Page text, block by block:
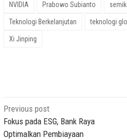
NVIDIA Prabowo Subianto
Teknologi Berkelanjutan teknologi
Xi Jinping
Post
navigation
Previous post
Fokus pada ESG, Bank Raya
Optimalkan Pembiayaan